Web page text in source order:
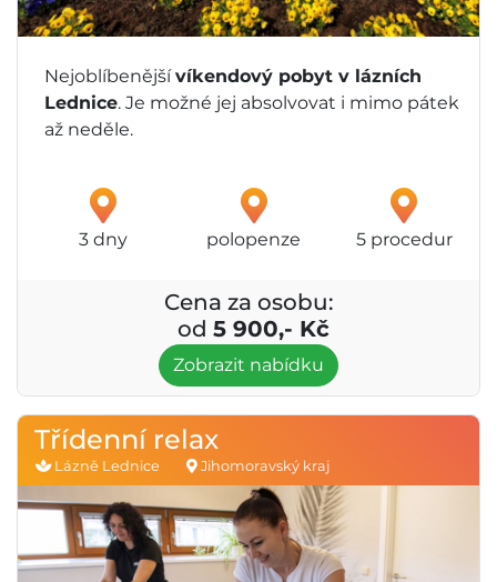
Nejoblíbenějšívíkendový pobyt v lázních
Lednice. Je možné jej absolvovat i mimo pátek
až neděle.
3 dny polopenze 5 procedur
Cena za osobu:
od 5 900,- Kč
Zobrazit nabídku
Třídenní relax
Lázně Lednice Jihomoravský kraj